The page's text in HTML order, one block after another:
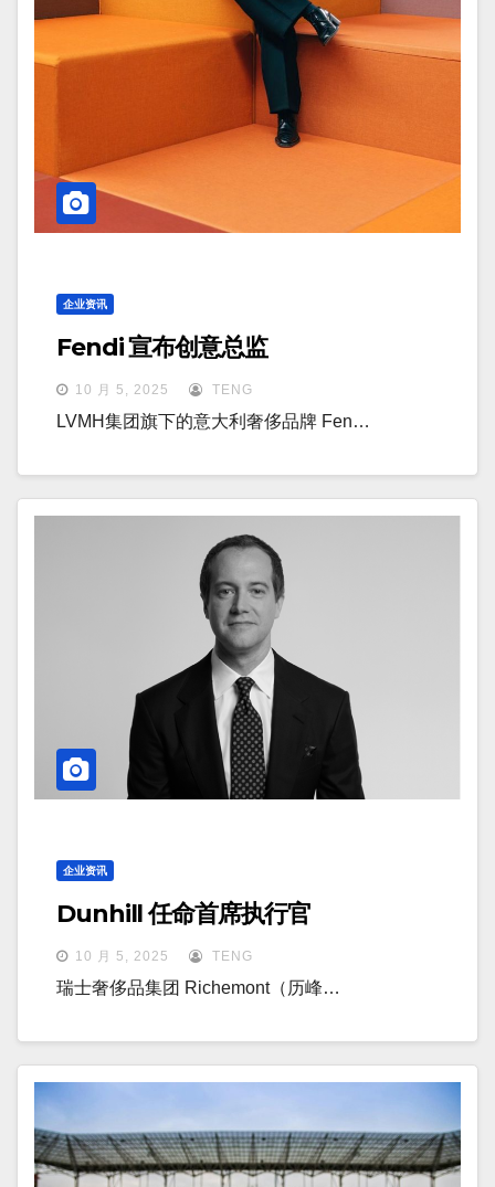
企业资讯
Fendi 宣布创意总监
10 月 5, 2025 TENG
LVMH集团旗下的意大利奢侈品牌 Fen…
企业资讯
Dunhill 任命首席执行官
10 月 5, 2025 TENG
瑞士奢侈品集团 Richemont（历峰…